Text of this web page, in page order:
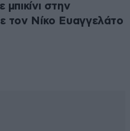
στην
τον Νίκο Ευαγγελάτο